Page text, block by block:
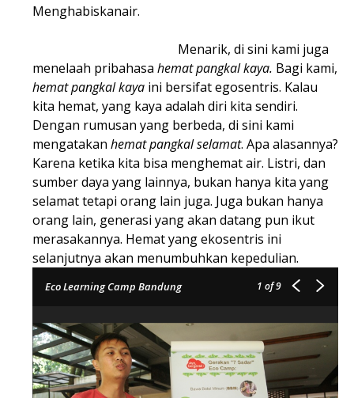
Menghabiskanair.
Menarik, di sini kami juga
menelaah pribahasa hemat pangkal kaya. Bagi kami,
hemat pangkal kaya ini bersifat egosentris. Kalau
kita hemat, yang kaya adalah diri kita sendiri.
Dengan rumusan yang berbeda, di sini kami
mengatakan hemat pangkal selamat. Apa alasannya?
Karena ketika kita bisa menghemat air. Listri, dan
sumber daya yang lainnya, bukan hanya kita yang
selamat tetapi orang lain juga. Juga bukan hanya
orang lain, generasi yang akan datang pun ikut
merasakannya. Hemat yang ekosentris ini
selanjutnya akan menumbuhkan kepedulian.
Eco Learning Camp Bandung 1 of 9